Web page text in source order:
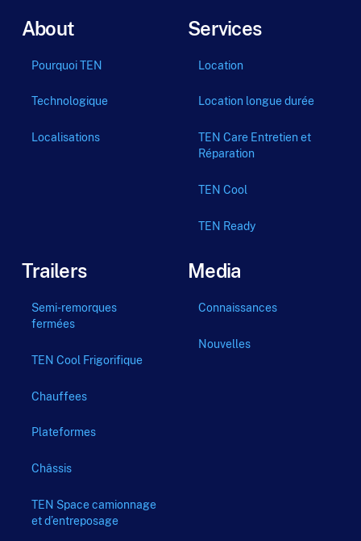
About
Pourquoi TEN
Technologique
Localisations
Services
Location
Location longue durée
TEN Care Entretien et
Réparation
TEN Cool
TEN Ready
Trailers
Semi-remorques
fermées
TEN Cool Frigorifique
Chauffees
Plateformes
Châssis
TEN Space camionnage
et d’entreposage
Media
Connaissances
Nouvelles